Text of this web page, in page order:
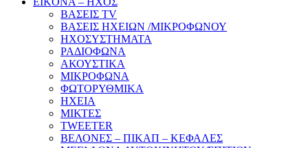
ΒΑΣΕΙΣ TV
ΒΑΣΕΙΣ ΗΧΕΙΩΝ /ΜΙΚΡΟΦΩΝΟΥ
ΗΧΟΣΥΣΤΗΜΑΤΑ
ΡΑΔΙΟΦΩΝΑ
ΑΚΟΥΣΤΙΚΑ
ΜΙΚΡΟΦΩΝΑ
ΦΩΤΟΡΥΘΜΙΚΑ
ΗΧΕΙΑ
ΜΙΚΤΕΣ
TWEETER
ΒΕΛΟΝΕΣ – ΠΙΚΑΠ – ΚΕΦΑΛΕΣ